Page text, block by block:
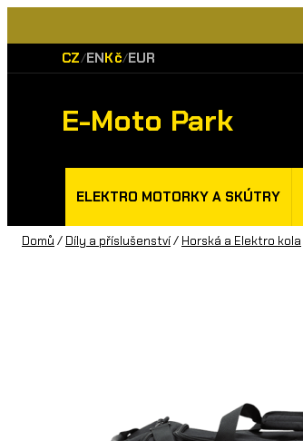
CZ/ENKč/EUR
E-Moto Park
ELEKTRO MOTORKY A SKÚTRY
Domů / Díly a příslušenství/ Horská a Elektro kola